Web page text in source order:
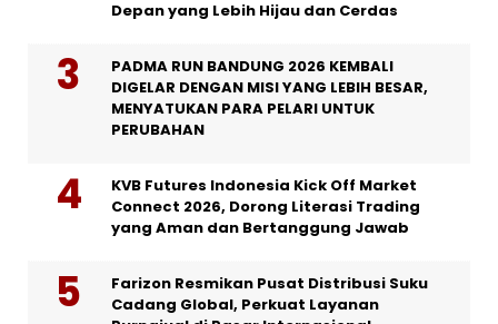
Depan yang Lebih Hijau dan Cerdas
PADMA RUN BANDUNG 2026 KEMBALI
DIGELAR DENGAN MISI YANG LEBIH BESAR,
MENYATUKAN PARA PELARI UNTUK
PERUBAHAN
KVB Futures Indonesia Kick Off Market
Connect 2026, Dorong Literasi Trading
yang Aman dan Bertanggung Jawab
Farizon Resmikan Pusat Distribusi Suku
Cadang Global, Perkuat Layanan